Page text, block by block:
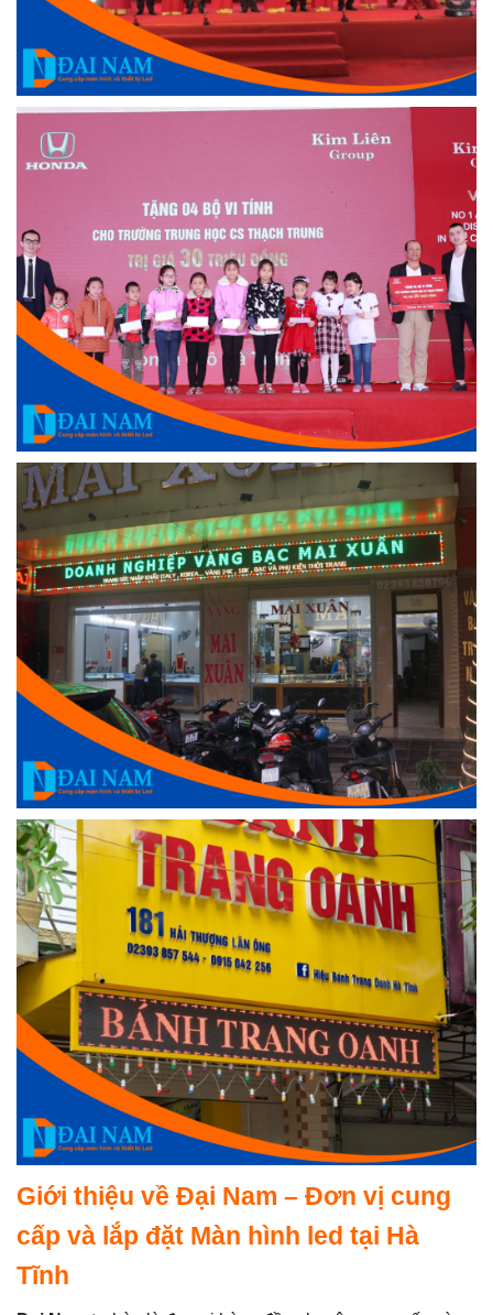
Giới thiệu về Đại Nam – Đơn vị cung
cấp và lắp đặt Màn hình led tại Hà
Tĩnh